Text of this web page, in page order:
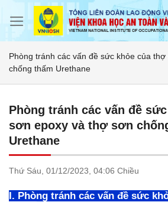
Phòng tránh các vấn đề sức khỏe của
chống thấm Urethane
Phòng tránh các vấn đề
sơn epoxy và thợ sơn
Urethane
Thứ Sáu, 01/12/2023, 04:06 Chiều
I. Phòng tránh các vấn đề sức